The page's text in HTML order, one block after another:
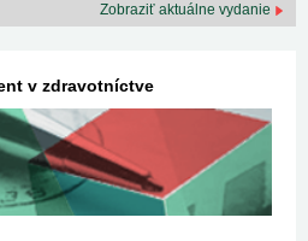
Zobraziť aktuálne vydanie
v zdravotníctve